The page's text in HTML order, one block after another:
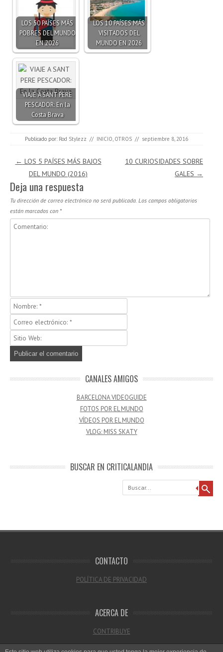
LOS 50 PAÍSES MÁS
POBRES DEL MUNDO
EN 2026
LOS 10 PAÍSES MÁS
VISITADOS DEL
MUNDO EN 2026
VIAJE A SANT PERE
PESCADOR: En la
Costa Brava
Publicado por: Rod Stylezz // INICIO, OTROS // septiembre 8, 2016
Navegación de entradas
← LOS 5 PAÍSES MÁS BAJOS
DEL MUNDO (2016)
10 CURIOSIDADES SOBRE
GALES →
Deja una respuesta
Tu dirección de correo electrónico no será publicada. Los campos obligatorios
están marcados con *
CANALES AMIGOS
BARCELONA VIDEOGUIDE
FOTOS POR EL MUNDO
VÍDEOS POR EL MUNDO
VLOG: MISS SKATY
BUSCAR EN CRITICALANDIA
Buscar
CONTACTO
POLÍTICA DE PRIVACIDAD
ACERCA DE
CONTRIBUYE